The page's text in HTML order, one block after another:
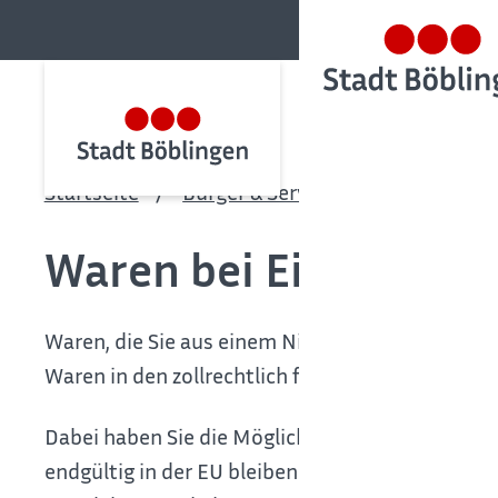
Startseite Bürger & Service
Waren bei Einfuhr
Waren, die Sie aus einem Nicht-EU-Staat
Waren in den zollrechtlich freien Verkehr. Das
Dabei haben Sie die Möglichkeit zur
endgültig in der EU bleiben sollen. Sie können